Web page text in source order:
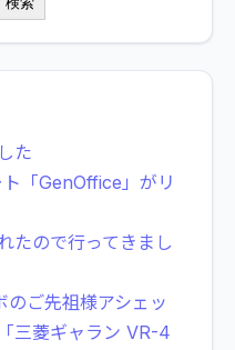
た
「GenOffice」がリ
たので行ってきまし
ご先祖様アシェッ
三菱ギャラン VR-4